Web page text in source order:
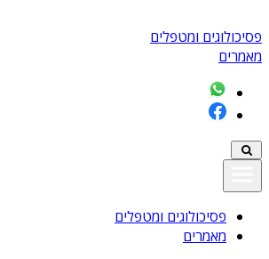
פסיכולוגים ומטפלים
מאמרים
פסיכולוגים ומטפלים
מאמרים